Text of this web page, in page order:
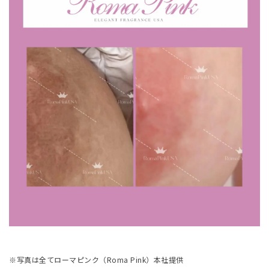
※写真は全てローマピンク（Roma Pink）本社提供